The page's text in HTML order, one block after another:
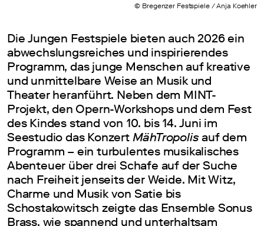
© Bregenzer Festspiele / Anja Koehler
Die Jungen Festspiele bieten auch 2026 ein
abwechslungsreiches und inspirierendes
Programm, das junge Menschen auf kreative
und unmittelbare Weise an Musik und
Theater heranführt. Neben dem MINT-
Projekt, den Opern-Workshops und dem Fest
des Kindes stand von 10. bis 14. Juni im
Seestudio das Konzert MähTropolisauf dem
Programm – ein turbulentes musikalisches
Abenteuer über drei Schafe auf der Suche
nach Freiheit jenseits der Weide. Mit Witz,
Charme und Musik von Satie bis
Schostakowitsch zeigte das Ensemble Sonus
Brass, wie spannend und unterhaltsam